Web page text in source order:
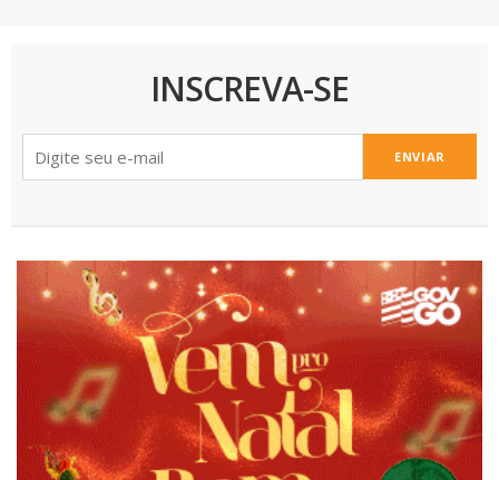
INSCREVA-SE
ENVIAR